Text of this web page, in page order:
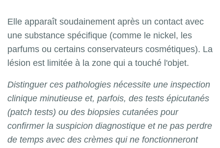
Elle apparaît soudainement après un contact avec
une substance spécifique (comme le nickel, les
parfums ou certains conservateurs cosmétiques). La
lésion est limitée à la zone qui a touché l'objet.
Distinguer ces pathologies nécessite une inspection
clinique minutieuse et, parfois, des tests épicutanés
(patch tests) ou des biopsies cutanées pour
confirmer la suspicion diagnostique et ne pas perdre
de temps avec des crèmes qui ne fonctionneront